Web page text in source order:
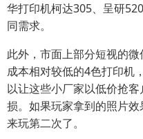
华打印机柯达305、呈研
同需求。
此外，市面上部分短视的
成本相对较低的4色打印机
以让这些小厂家以低价抢
损。如果玩家拿到的照片
来玩第二次了。